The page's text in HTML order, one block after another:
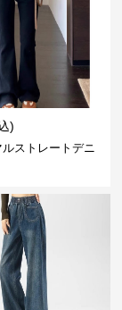
)
ストレートデニ